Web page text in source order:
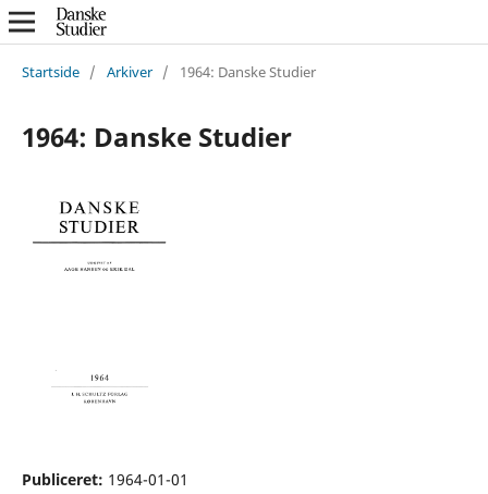
Startside / Arkiver / 1964: Danske Studier
1964: Danske Studier
Publiceret: 1964-01-01